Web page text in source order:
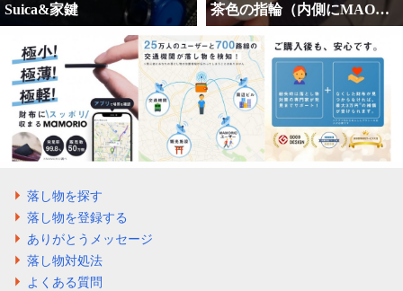
Suica&家鍵 茶色の指輪（内側にMAO・・・
落し物を探す
落し物を登録する
ありがとうメッセージ
落し物対処法
よくある質問